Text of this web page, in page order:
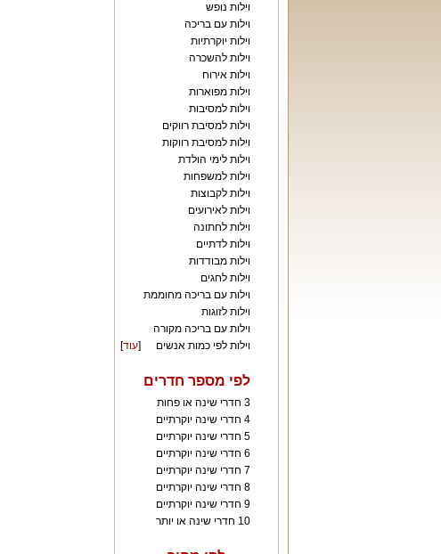
וילות נופש
וילות עם בריכה
וילות יוקרתיות
וילות להשכרה
וילות אירוח
וילות מפוארות
וילות למסיבות
וילות למסיבת רווקים
וילות למסיבת רווקות
וילות לימי הולדת
וילות למשפחות
וילות לקבוצות
וילות לאירועים
וילות לחתונה
וילות לדתיים
וילות מבודדות
וילות לחגים
וילות עם בריכה מחוממת
וילות לזוגות
וילות עם בריכה מקורה
וילות לפי כמות אנשים
[עוד]
לפי מספר חדרים
3 חדרי שינה או פחות
4 חדרי שינה יוקרתיים
5 חדרי שינה יוקרתיים
6 חדרי שינה יוקרתיים
7 חדרי שינה יוקרתיים
8 חדרי שינה יוקרתיים
9 חדרי שינה יוקרתיים
10 חדרי שינה או יותר